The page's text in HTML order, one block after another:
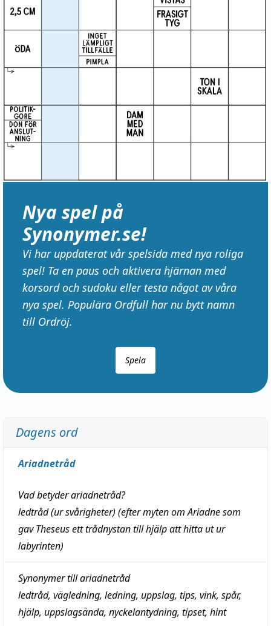
Nya spel på
Synonymer.se!
Vi har uppdaterat vår spelsida med nya roliga
spel! Ta en paus och aktivera hjärnan med
korsord och sudoku eller testa något av våra
nya spel. Populära Ordfull har nu bytt namn
till Ordröj.
Spela
Dagens ord
Ariadnetråd
Vad betyderariadnetråd?
ledtråd(ur svårigheter) (efter myten om Ariadne som
gav Theseus ett trådnystan tillhjälpatthittaut ur
labyrinten)
Synonymer tillariadnetråd
ledtråd, vägledning, ledning, uppslag, tips, vink, spår,
hjälp, uppslagsända, nyckelantydning, tipset, hint